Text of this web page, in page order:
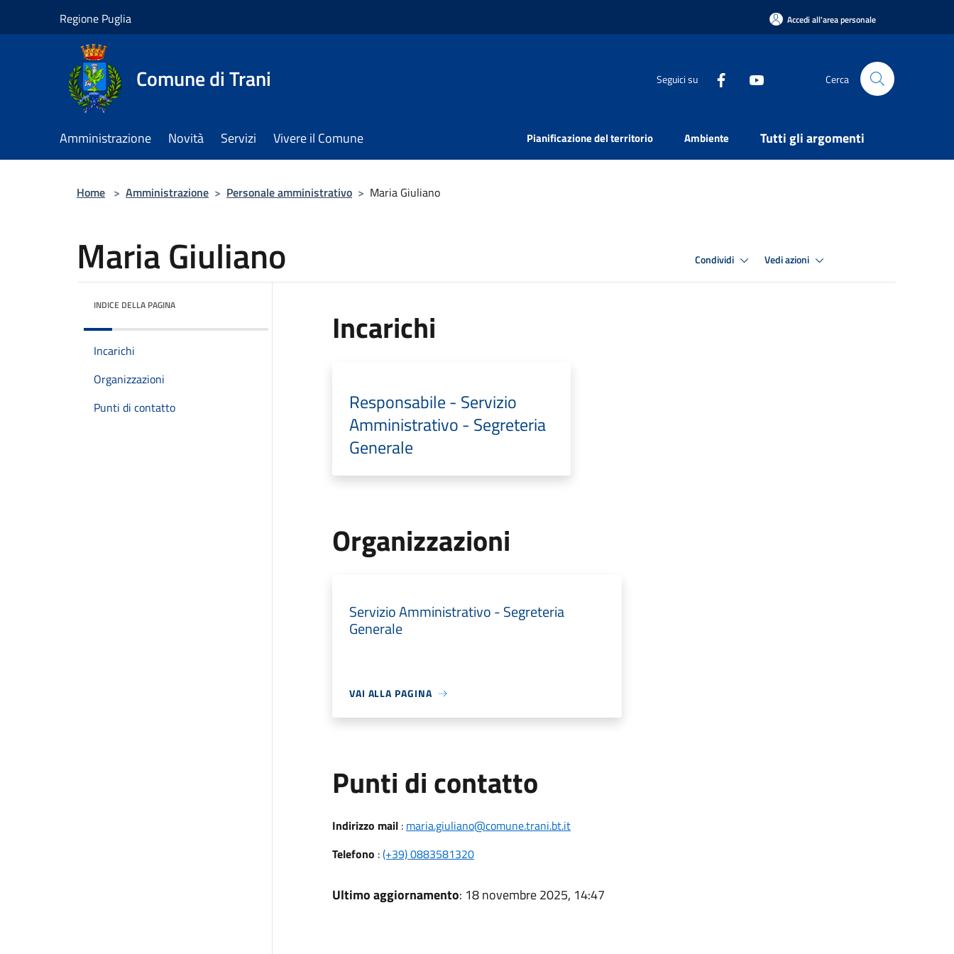
Regione Puglia Accedi all'area personale
Comune di Trani Seguici su Cerca
Amministrazione Novità Servizi Vivere il Comune Pianificazione del territorio Ambiente Tutti gli argomenti
Home > Amministrazione > Personale amministrativo > Maria Giuliano
Maria Giuliano Condividi Vedi azioni
INDICE DELLA PAGINA
Incarichi
Organizzazioni
Punti di contatto
Incarichi
Responsabile - Servizio
Amministrativo - Segreteria
Generale
Organizzazioni
Servizio Amministrativo - Segreteria
Generale
VAI ALLA PAGINA
Punti di contatto
Indirizzo mail: maria.giuliano@comune.trani.bt.it
Telefono :(+39) 0883581320
Ultimo aggiornamento: 18 novembre 2025, 14:47